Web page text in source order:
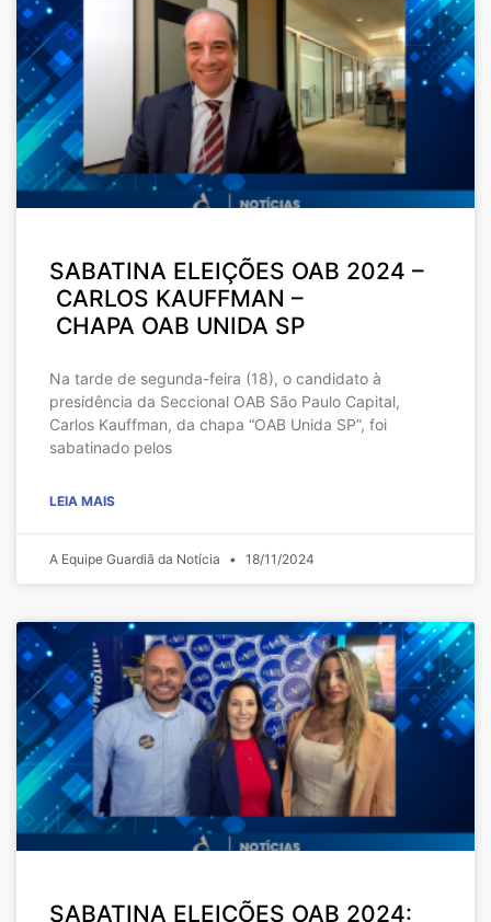
SABATINA ELEIÇÕES OAB 2024 –
CARLOS KAUFFMAN –
CHAPA OAB UNIDA SP
Na tarde de segunda-feira (18), o candidato à
presidência da Seccional OAB São Paulo Capital,
Carlos Kauffman, da chapa “OAB Unida SP”, foi
sabatinado pelos
LEIA MAIS
A Equipe Guardiã da Notícia 18/11/2024
SABATINA ELEIÇÕES OAB 2024: